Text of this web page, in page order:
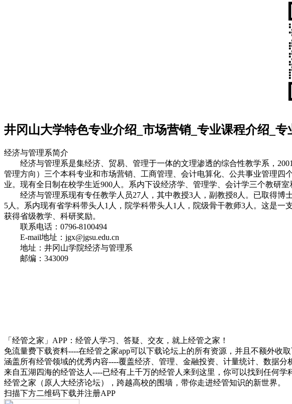
井冈山大学特色专业介绍_市场营销_专业课程介绍_专
经济与管理系简介
经济与管理系是集经济、贸易、管理于一体的文理渗透的综合性教学系，
管理方向）三个本科专业和市场营销、工商管理、会计电算化、公共事业管理
业。现有全日制在校学生近900人。系内下设经济学、管理学、会计学三个教研
经济与管理系现有专任教学人员27人，其中教授3人，副教授8人。已取得博
5人。系内现有省学科带头人1人，院学科带头人1人，院级骨干教师3人。这是
获得省级教学、科研奖励。
联系电话：0796-8100494
E-mail地址：jgx@jgsu.edu.cn
地址：井冈山学院经济与管理系
邮编：343009
「经管之家」APP：经管人学习、答疑、交友，就上经管之家！
免流量费下载资料----在经管之家app可以下载论坛上的所有资源，并且不额外收取
涵盖所有经管领域的优秀内容----覆盖经济、管理、金融投资、计量统计、数据分
来自五湖四海的经管达人----已经有上千万的经管人来到这里，你可以找到任何学
经管之家（原人大经济论坛），跨越高校的围墙，带你走进经管知识的新世界。
扫描下方二维码下载并注册APP